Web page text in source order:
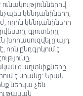
կենդանիները,
որին կենդանիները
գյուտերը,
խորասուզվելը այդ
որն ընդգրկում է
գաղտնիքները
է նրանց: Նրան
ներկա չեն